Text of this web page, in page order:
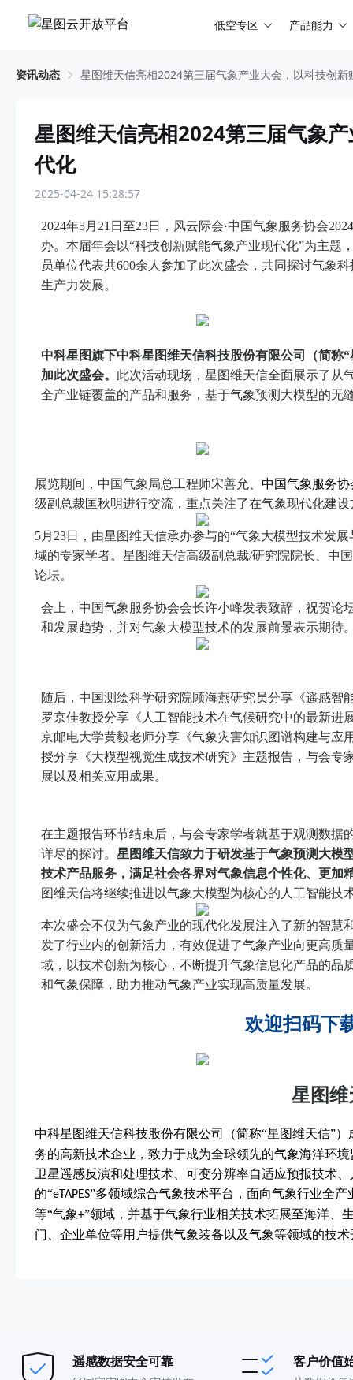
低空专区 产品能力
资讯动态 星图维天信亮相2024第三届气象产业大会，以科技创新
星图维天信亮相2024第三届气象
代化
2025-04-24 15:28:57
2024年5月21日至23日，风云际会·中国气象服务协会
办。本届年会以“科技创新赋能气象产业现代化”为主
员单位代表共600余人参加了此次盛会，共同探讨气象
生产力发展。
中科星图旗下中科星图维天信科技股份有限公司（简称
加此次盛会。 此次活动现场，星图维天信全面展示了从
全产业链覆盖的产品和服务，基于气象预测大模型的无
展览期间，中国气象局总工程师宋善允、 中国气象服务
级副总裁匡秋明进行交流，重点关注了在气象现代化建
5月23日，由星图维天信承办参与的“气象大模型技术发
域的专家学者。星图维天信高级副总裁/研究院院长、中
论坛。
会上，中国气象服务协会会长许小峰发表致辞，祝贺论
和发展趋势，并对气象大模型技术的发展前景表示期待
随后，中国测绘科学研究院顾海燕研究员分享《遥感
罗京佳教授分享《人工智能技术在气候研究中的最新
京邮电大学黄毅老师分享《气象灾害知识图谱构建与应
授分享《大模型视觉生成技术研究》主题报告，与会专
展以及相关应用成果。
在主题报告环节结束后，与会专家学者就基于观测数据
详尽的探讨。 星图维天信致力于研发基于气象预测大模
技术产品服务， 满足社会各界对气象信息个性化、更加
图维天信将继续推进以气象大模型为核心的人工智能技
本次盛会不仅为气象产业的现代化发展注入了新的智慧
发了行业内的创新活力，有效促进了气象产业向更高
域，以技术创新为核心，不断提升气象信息化产品的品
和气象保障，助力推动气象产业实现高质量发展。
欢迎扫码下
星图
中科星图维天信科技股份有限公司（简称“星图维天信”）
务的高新技术企业，致力于成为全球领先的气象海洋环
卫星遥感反演和处理技术、可变分辨率自适应预报技术
的“eTAPES”多领域综合气象技术平台，面向气象行业全产
等“气象+”领域，并基于气象行业相关技术拓展至海洋、
门、企业单位等用户提供气象装备以及气象等领域的技
遥感数据安全可靠 客户价值